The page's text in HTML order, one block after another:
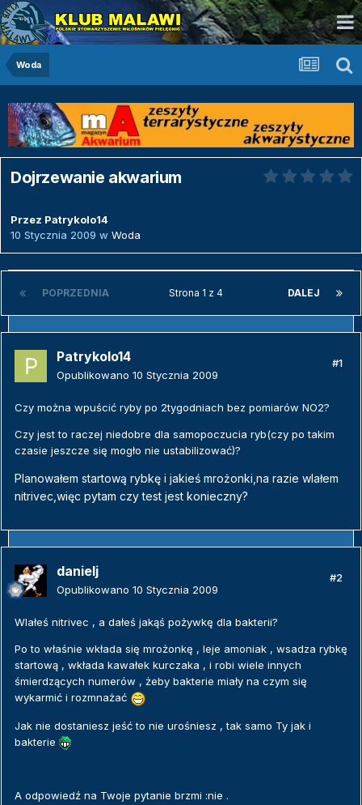
Woda
Dojrzewanie akwarium
Przez Patrykolo14
10 Stycznia 2009 w Woda
POPRZEDNIA DALEJ
Strona 1 z 4
Patrykolo14
Opublikowano 10 Stycznia 2009
#1
Czy można wpuścić ryby po 2tygodniach bez pomiarów NO2?
Czy jest to raczej niedobre dla samopoczucia ryb(czy po takim
czasie jeszcze się mogło nie ustabilizować)?
Planowałem startową rybkę i jakieś mrożonki,na razie wlałem
nitrivec,więc pytam czy test jest konieczny?
danielj
Opublikowano 10 Stycznia 2009
#2
Wlałeś nitrivec , a dałeś jakąś pożywkę dla bakterii?
Po to właśnie wkłada się mrożonkę , leje amoniak , wsadza rybkę
startową , wkłada kawałek kurczaka , i robi wiele innych
śmierdzących numerów , żeby bakterie miały na czym się
wykarmić i rozmnażać
Jak nie dostaniesz jeść to nie urośniesz , tak samo Ty jak i
bakterie
A odpowiedź na Twoje pytanie brzmi :nie .